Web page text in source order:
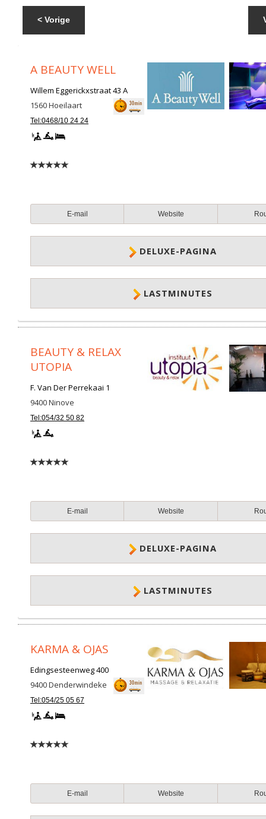
< Vorige
A BEAUTY WELL
Willem Eggerickxstraat 43 A
1560Hoeilaart
Tel:0468/10 24 24
E-mail Website
DELUXE-PAGINA
LASTMINUTES
BEAUTY & RELAX
UTOPIA
F. Van Der Perrekaai 1
9400Ninove
Tel:054/32 50 82
E-mail Website
DELUXE-PAGINA
LASTMINUTES
KARMA & OJAS
Edingsesteenweg 400
9400Denderwindeke
Tel:054/25 05 67
E-mail Website